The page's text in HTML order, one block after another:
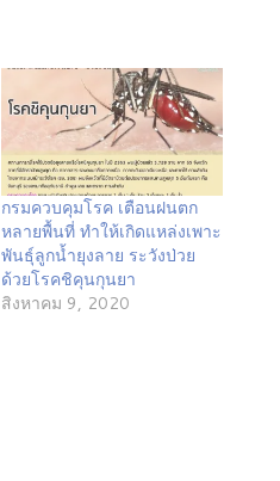
กรมควบคุมโรค เตือนฝนตก
หลายพื้นที่ ทำให้เกิดแหล่งเพาะ
พันธุ์ลูกน้ำยุงลาย ระวังป่วย
ด้วยโรคชิคุนกุนยา
สิงหาคม 9, 2020